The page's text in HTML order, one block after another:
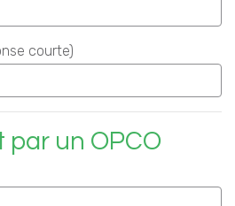
courte)
un OPCO